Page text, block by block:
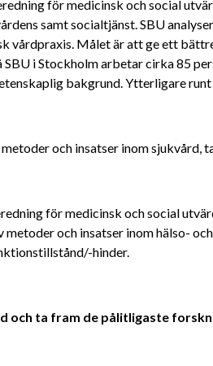
för medicinsk och social
samt socialtjänst. SBU
vårdpraxis. Målet är att ge ett
SBU i Stockholm arbetar cirka 85
bakgrund. Ytterligare
och insatser inom
för medicinsk och social
metoder och insatser inom hälso-
hinder.
och ta fram de pålitligaste